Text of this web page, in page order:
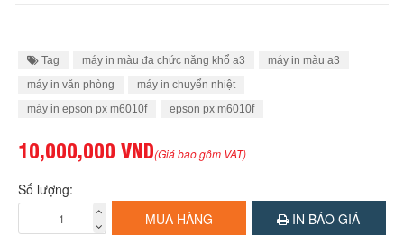
Tag máy in màu đa chức năng khổ a3
máy in màu a3
máy in văn phòng
máy in chuyển nhiệt
máy in epson px m6010f
epson px m6010f
10,000,000 VND(Giá bao gồm VAT)
Số lượng:
MUA HÀNG
IN BÁO GIÁ